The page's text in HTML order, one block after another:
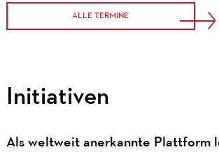
ALLE TERMINE
Initiativen
Als weltweit anerkannte Plattform